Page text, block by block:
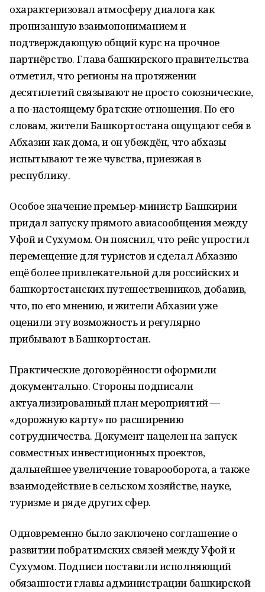
охарактеризовал атмосферу диалога как
пронизанную взаимопониманием и
подтверждающую общий курс на прочное
партнёрство. Глава башкирского правительства
отметил, что регионы на протяжении
десятилетий связывают не просто союзнические,
а по-настоящему братские отношения. По его
словам, жители Башкортостана ощущают себя в
Абхазии как дома, и он убеждён, что абхазы
испытывают те же чувства, приезжая в
республику.
Особое значение премьер-министр Башкирии
придал запуску прямого авиасообщения между
Уфой и Сухумом. Он пояснил, что рейс упростил
перемещение для туристов и сделал Абхазию
ещё более привлекательной для российских и
башкортостанских путешественников, добавив,
что, по его мнению, и жители Абхазии уже
оценили эту возможность и регулярно
прибывают в Башкортостан.
Практические договорённости оформили
документально. Стороны подписали
актуализированный план мероприятий —
«дорожную карту» по расширению
сотрудничества. Документ нацелен на запуск
совместных инвестиционных проектов,
дальнейшее увеличение товарооборота, а также
взаимодействие в сельском хозяйстве, науке,
туризме и ряде других сфер.
Одновременно было заключено соглашение о
развитии побратимских связей между Уфой и
Сухумом. Подписи поставили исполняющий
обязанности главы администрации башкирской